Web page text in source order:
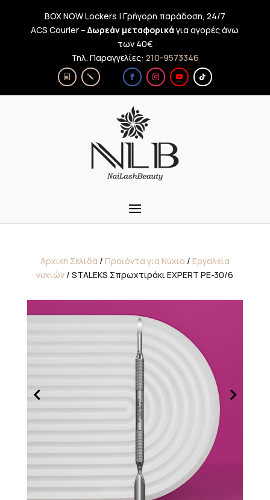
BOX NOW Lockers | Γρήγορη παράδοση, 24/7
ACS Courier –Δωρεάν μεταφορικά για αγορές άνω
των 40€
Τηλ. Παραγγελίες: 210-9573346
Αρχική Σελίδα / Προϊόντα για Νύχια / Εργαλεία
νυχιών / STALEKS Σπρωχτιράκι EXPERT PE-30/6